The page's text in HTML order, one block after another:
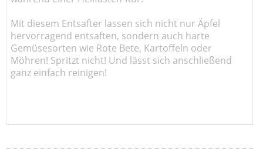
Mit diesem Entsafter lassen sich nicht nur Äpfel
hervorragend entsaften, sondern auch harte
Gemüsesorten wie Rote Bete, Kartoffeln oder
Möhren! Spritzt nicht! Und lässt sich anschließend
ganz einfach reinigen!